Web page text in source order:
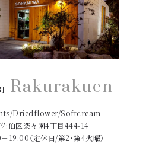
] Rakurakuen
Driedflower/Softcream
伯区楽々園4丁目444-14
19:00（定休日/第2・第4火曜）